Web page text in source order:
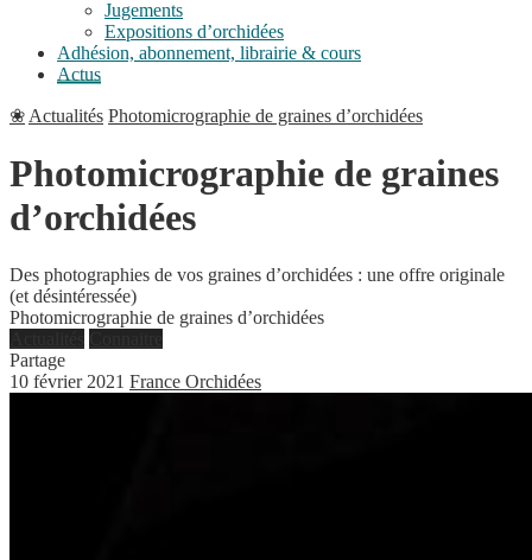
Jugements
Expositions d’orchidées
Adhésion, abonnement, librairie & cours
Actus
❀ Actualités Photomicrographie de graines d’orchidées
Photomicrographie de graines
d’orchidées
Des photographies de vos graines d’orchidées : une offre originale
(et désintéressée)
Photomicrographie de graines d’orchidées
Partage
10 février 2021 France Orchidées